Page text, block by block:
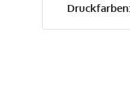
Druckfarben: